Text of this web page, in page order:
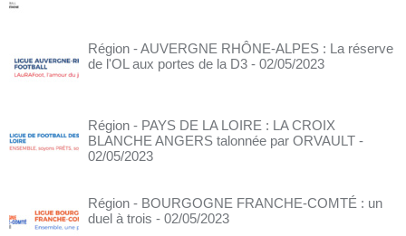
Région - AUVERGNE RHÔNE-ALPES : La réserve
de l'OL aux portes de la D3 - 02/05/2023
Région - PAYS DE LA LOIRE : LA CROIX
BLANCHE ANGERS talonnée par ORVAULT -
02/05/2023
Région - BOURGOGNE FRANCHE-COMTÉ : un
duel à trois - 02/05/2023